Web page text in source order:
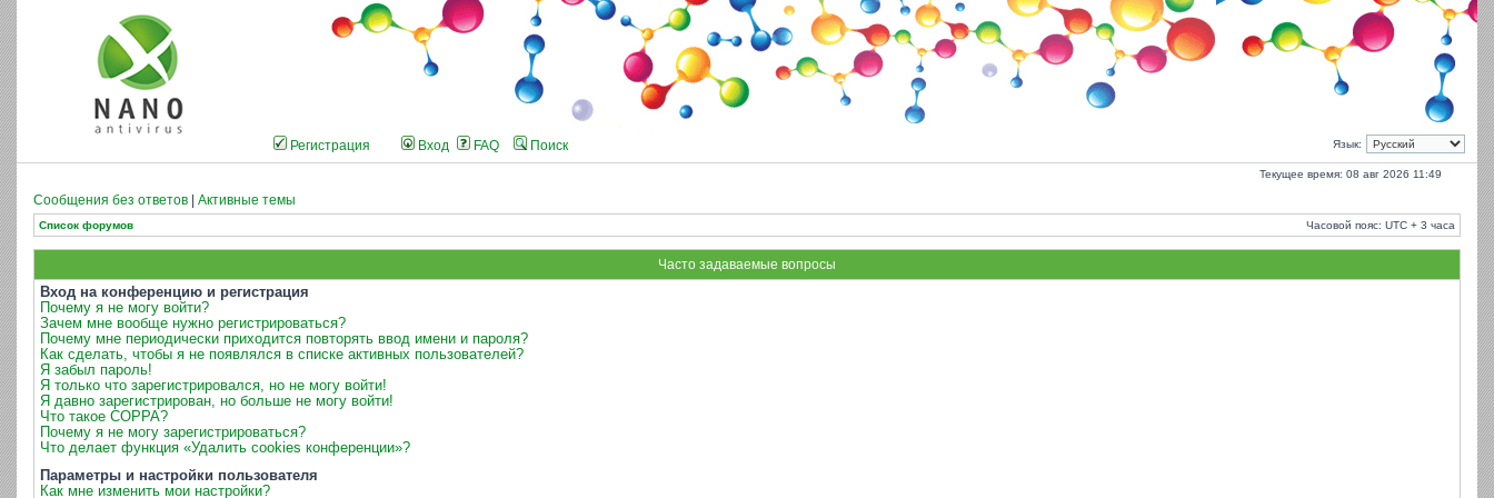
Язык:
Регистрация Вход FAQ Поиск
Текущее время: 08 авг 2026 11:49
Сообщения без ответов Активные темы
Список форумов Часовой пояс: UTC + 3 часа
Часто задаваемые вопросы
Вход на конференцию и регистрация
Почему я не могу войти?
Зачем мне вообще нужно регистрироваться?
Почему мне периодически приходится повторять ввод имени и пароля?
Как сделать, чтобы я не появлялся в списке активных пользователей?
Я забыл пароль!
Я только что зарегистрировался, но не могу войти!
Я давно зарегистрирован, но больше не могу войти!
Что такое COPPA?
Почему я не могу зарегистрироваться?
Что делает функция «Удалить cookies конференции»?
Параметры и настройки пользователя
Как мне изменить мои настройки?